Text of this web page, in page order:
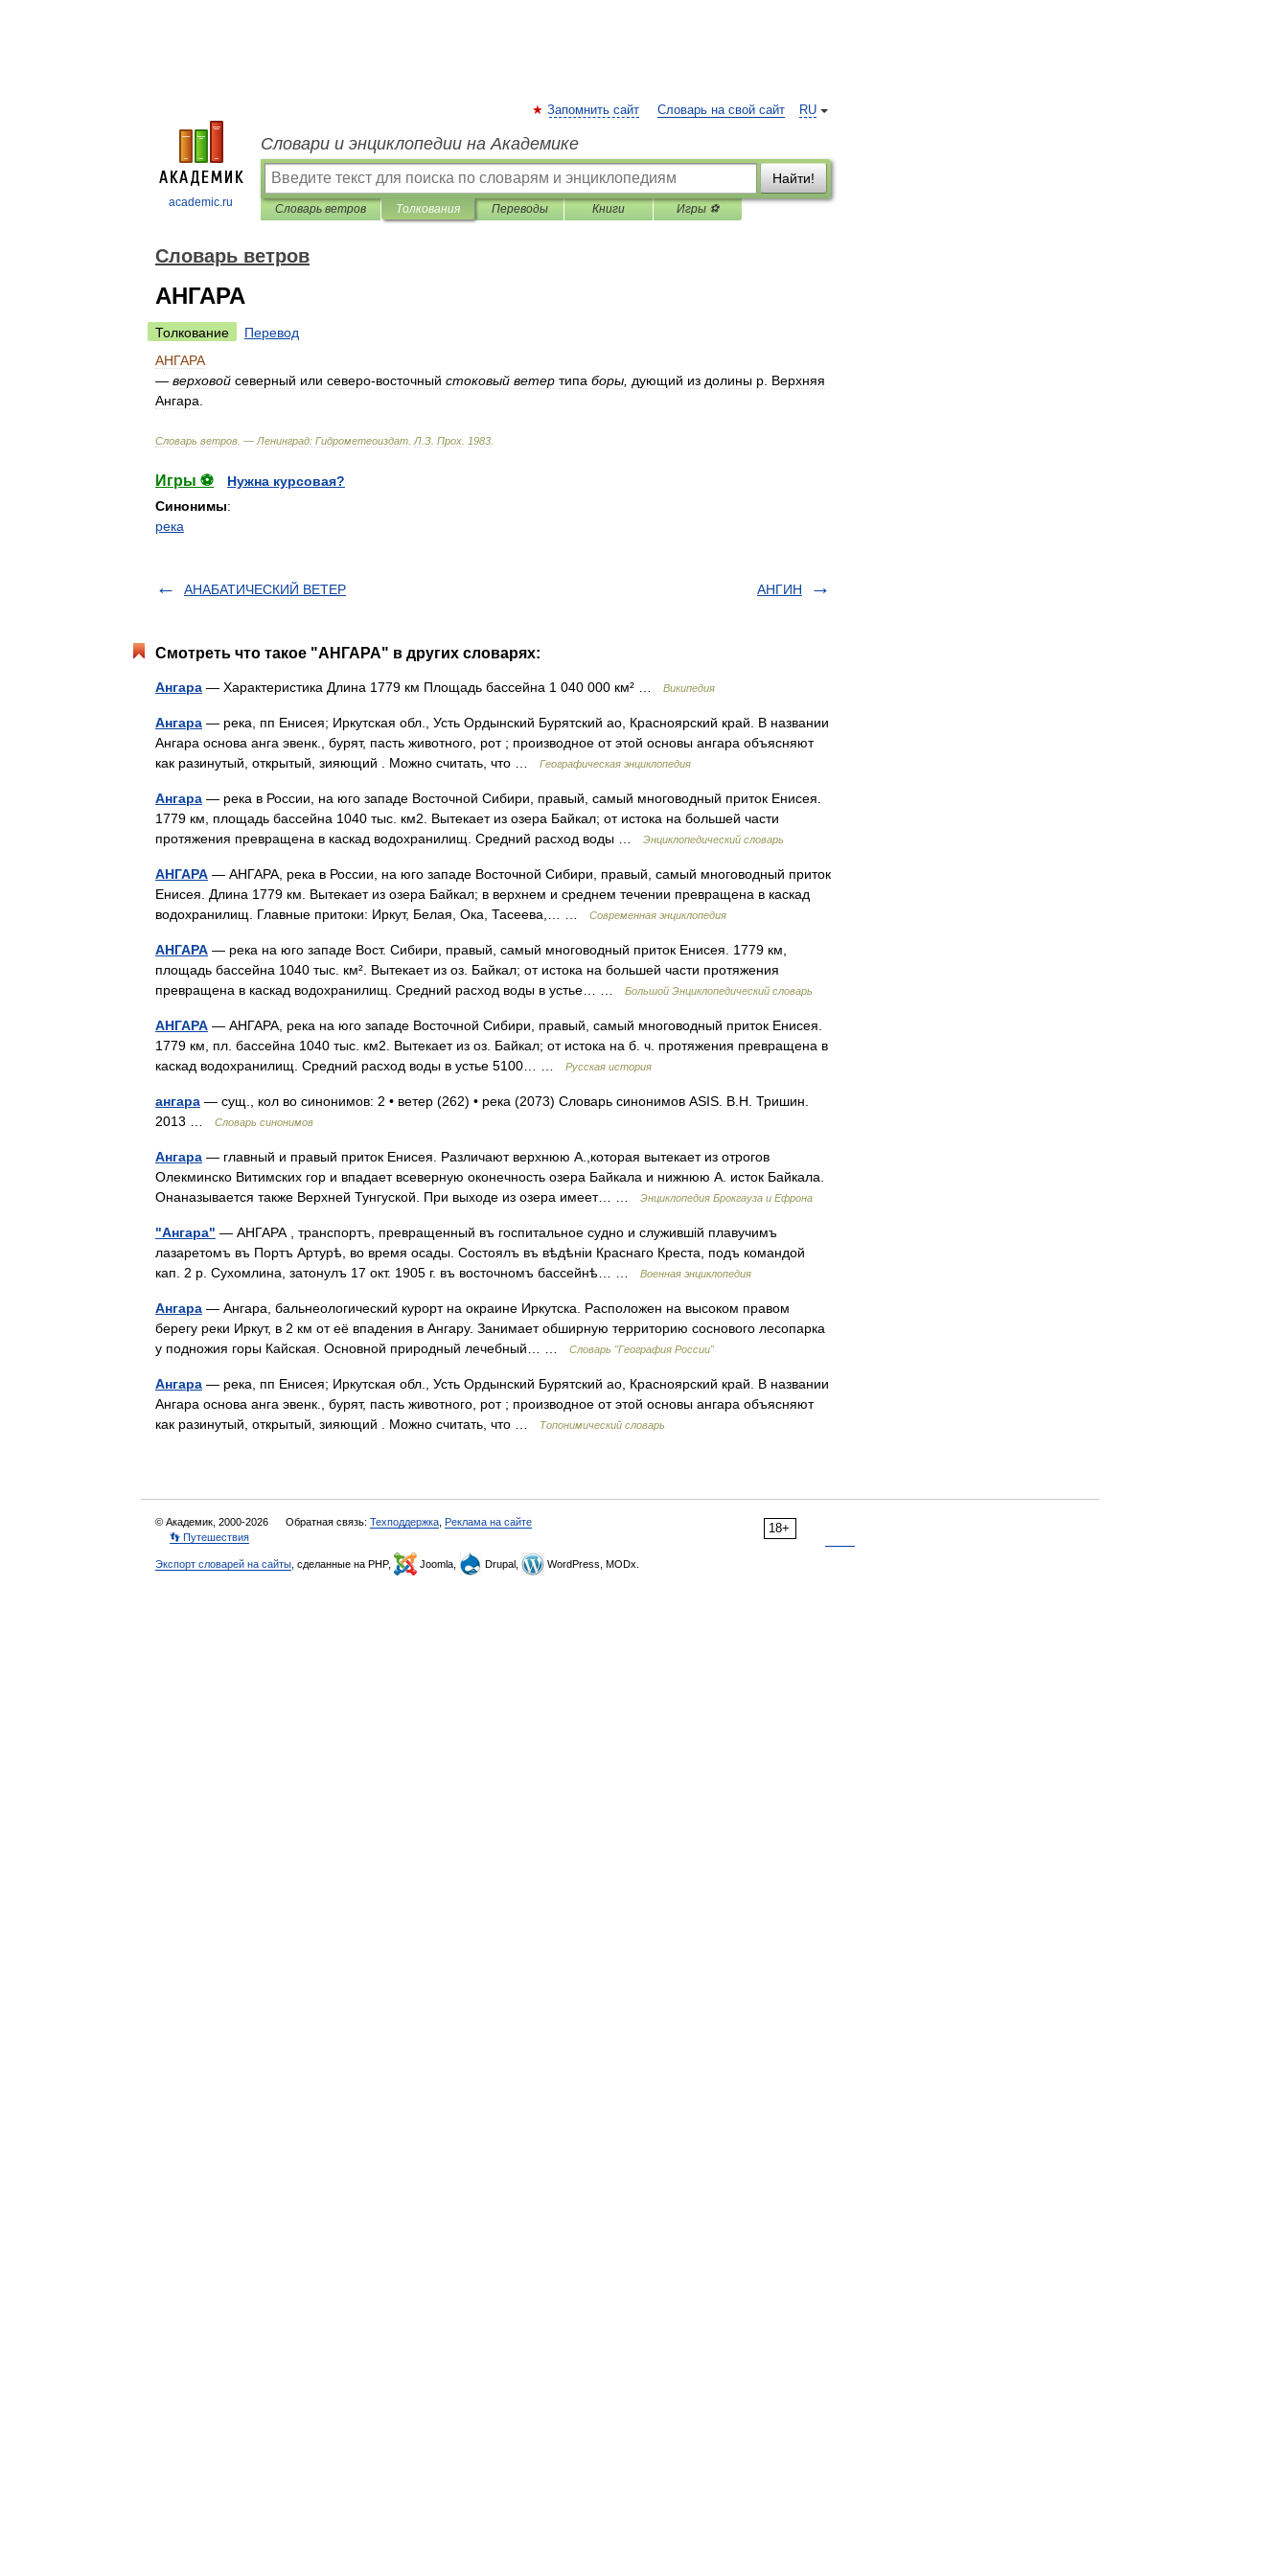
academic.ru
RU
Запомнить сайт Словарь на свой сайт
Словари и энциклопедии на Академике
Найти!
Словарь ветров Толкования Переводы Книги Игры ⚽
Словарь ветров
АНГАРА
Толкование
Перевод
АНГАРА
— верховой северный или северо-восточный стоковый ветер типа боры дующий из долины р Верхняя
Ангара
Словарь ветров . — Ленинград: Гидрометеоиздат Л З Прох 1983
Игры ⚽
Нужна курсовая?
Синонимы:
река
АНАБАТИЧЕСКИЙ ВЕТЕР АНГИН
Смотреть что такое "АНГАРА" в других словарях:
Ангара — Характеристика Длина 1779 км Площадь бассейна 1 040 000 км² … Википедия
Ангара — река, пп Енисея; Иркутская обл., Усть Ордынский Бурятский ао, Красноярский край. В названии
Ангара основа анга эвенк., бурят, пасть животного, рот ; производное от этой основы ангара объясняют
как разинутый, открытый, зияющий . Можно считать, что …
Географическая энциклопедия
Ангара — река в России, на юго западе Восточной Сибири, правый, самый многоводный приток Енисея.
1779 км, площадь бассейна 1040 тыс. км2. Вытекает из озера Байкал; от истока на большей части
протяжения превращена в каскад водохранилищ. Средний расход воды …
Энциклопедический словарь
АНГАРА — АНГАРА, река в России, на юго западе Восточной Сибири, правый, самый многоводный приток
Енисея. Длина 1779 км. Вытекает из озера Байкал; в верхнем и среднем течении превращена в каскад
водохранилищ. Главные притоки: Иркут, Белая, Ока, Тасеева,… …
Современная энциклопедия
АНГАРА — река на юго западе Вост. Сибири, правый, самый многоводный приток Енисея. 1779 км,
площадь бассейна 1040 тыс. км². Вытекает из оз. Байкал; от истока на большей части протяжения
превращена в каскад водохранилищ. Средний расход воды в устье… …
Большой Энциклопедический словарь
АНГАРА — АНГАРА, река на юго западе Восточной Сибири, правый, самый многоводный приток Енисея.
1779 км, пл. бассейна 1040 тыс. км2. Вытекает из оз. Байкал; от истока на б. ч. протяжения превращена в
каскад водохранилищ. Средний расход воды в устье 5100… …
Русская история
ангара — сущ., кол во синонимов: 2 • ветер (262) • река (2073) Словарь синонимов ASIS. В.Н. Тришин.
2013 …
Словарь синонимов
Ангара — главный и правый приток Енисея. Различают верхнюю А.,которая вытекает из отрогов
Олекминско Витимских гор и впадает всеверную оконечность озера Байкала и нижнюю А. исток Байкала.
Онаназывается также Верхней Тунгуской. При выходе из озера имеет… …
Энциклопедия Брокгауза и Ефрона
"Ангара" — АНГАРА , транспортъ, превращенный въ госпитальное судно и служившій плавучимъ
лазаретомъ въ Портъ Артурѣ, во время осады. Состоялъ въ вѣдѣніи Краснаго Креста, подъ командой
кап. 2 р. Сухомлина, затонулъ 17 окт. 1905 г. въ восточномъ бассейнѣ… …
Военная энциклопедия
Ангара — Ангара, бальнеологический курорт на окраине Иркутска. Расположен на высоком правом
берегу реки Иркут, в 2 км от её впадения в Ангару. Занимает обширную территорию соснового лесопарка
у подножия горы Кайская. Основной природный лечебный… …
Словарь "География России"
Ангара — река, пп Енисея; Иркутская обл., Усть Ордынский Бурятский ао, Красноярский край. В названии
Ангара основа анга эвенк., бурят, пасть животного, рот ; производное от этой основы ангара объясняют
как разинутый, открытый, зияющий . Можно считать, что …
Топонимический словарь
18+
© Академик, 2000-2026 Обратная связь: Техподдержка Реклама на сайте
👣 Путешествия
Экспорт словарей на сайты , сделанные на PHP, Joomla, Drupal, WordPress, MODx.